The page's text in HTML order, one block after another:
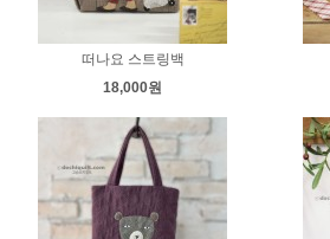
떠나요 스트링백
18,000원